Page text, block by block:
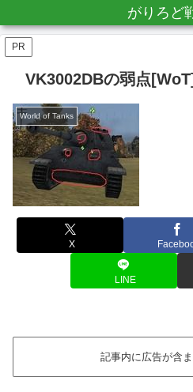
がりろど
PR
VK3002DBの弱点[WoT]
World of Tanks
X
LINE
記事内に広告が含ま